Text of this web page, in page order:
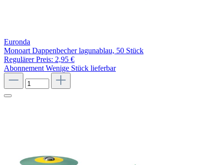
Euronda
Monoart Dappenbecher lagunablau, 50 Stück
Regulärer Preis: 2,95 €
Abonnement Wenige Stück lieferbar